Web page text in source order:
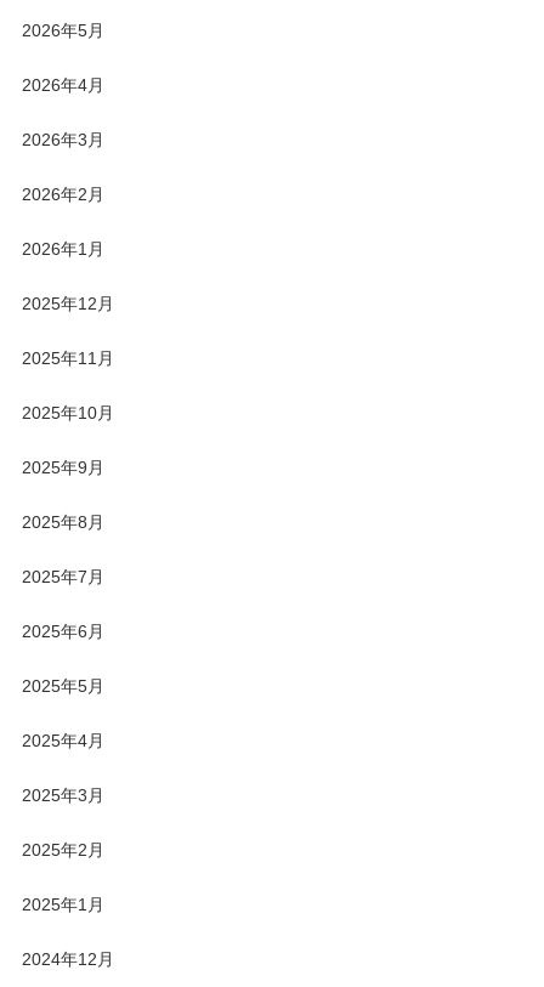
2026年5月
2026年4月
2026年3月
2026年2月
2026年1月
2025年12月
2025年11月
2025年10月
2025年9月
2025年8月
2025年7月
2025年6月
2025年5月
2025年4月
2025年3月
2025年2月
2025年1月
2024年12月